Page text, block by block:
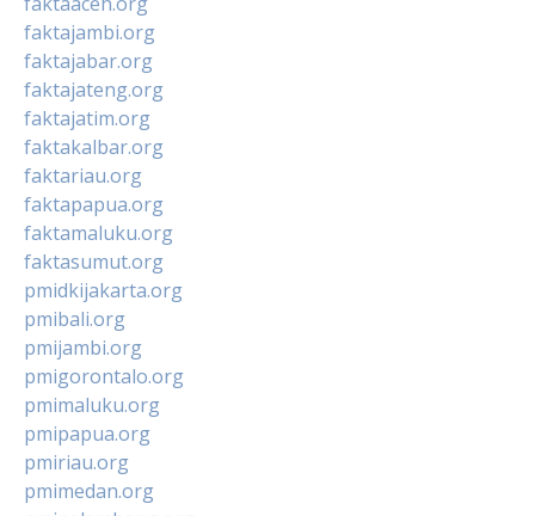
faktajambi.org
faktajabar.org
faktajateng.org
faktajatim.org
faktakalbar.org
faktariau.org
faktapapua.org
faktamaluku.org
faktasumut.org
pmidkijakarta.org
pmibali.org
pmijambi.org
pmigorontalo.org
pmimaluku.org
pmipapua.org
pmiriau.org
pmimedan.org